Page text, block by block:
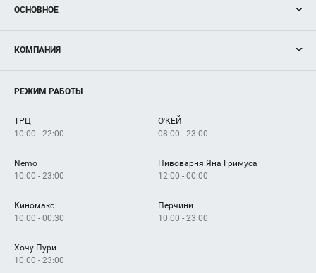
ОСНОВНОЕ
Новости
Магазины
Услуги
КОМПАНИЯ
Рекламодателям
Как добраться
РЕЖИМ РАБОТЫ
ТРЦ
10:00 - 22:00
О'КЕЙ
08:00 - 23:00
Nemo
10:00 - 23:00
Пивоварня Яна Гримуса
12:00 - 00:00
Киномакс
10:00 - 00:30
Перчини
10:00 - 23:00
Хочу Пури
10:00 - 23:00